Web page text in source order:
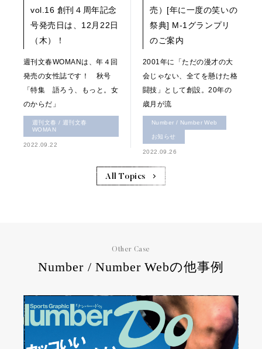
vol.16 創刊４周年記念
号発売日は、12月22日
（木）！
週刊文春WOMANは、年４回
発売の女性誌です！ 秋号
「特集 語ろう、もっと。女
のからだ」
週刊文春 / 週刊文春
WOMAN
2022.09.22
売）[年に一度の笑いの
祭典] M-1グランプリ
のご案内
2001年に「ただの漫才の大
会じゃない、全てを懸けた格
闘技」として創設。20年の
歳月が流
Number / Number Web
お知らせ
2022.09.26
All Topics
Other Case
Number / Number Webの他事例